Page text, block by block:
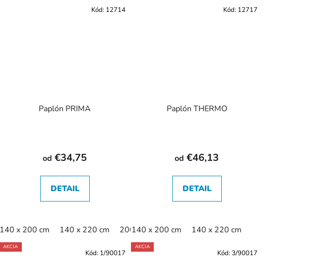
Paplón PRIMA
od €34,75
DETAIL
140 x 200 cm 140 x 220 cm 200 x 220 cm
Kód: 12714
Paplón THERMO
od €46,13
DETAIL
140 x 200 cm 140 x 220 cm
Kód: 12717
AKCIA
Kód: 1/90017
AKCIA
Kód:3/90017